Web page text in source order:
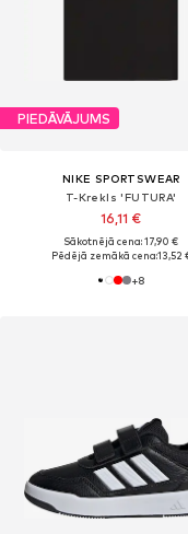
PIEDĀVĀJUMS
NIKE SPORTSWEAR
T-Krekls 'FUTURA'
16,11 €
Sākotnējā cena: 17,90 €
Pēdējā zemākā cena:13,52
+8